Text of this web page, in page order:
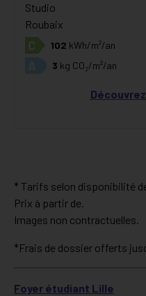
Studio
Roubaix
C 102 kWh/m²/an
3 kg CO₂/m²/an
* Tarifs selon disponibilité
Prix à partir de.
Images non contractuelles.
*Frais de dossier offerts
Foyer étudiant Lille